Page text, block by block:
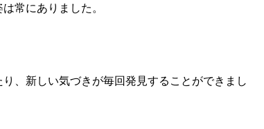
常にありました。
、新しい気づきが毎回発見することができまし